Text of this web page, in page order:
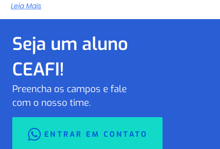
Leia Mais
Seja um aluno
CEAFI!
Preencha os campos e fale
com o nosso time.
ENTRAR EM CONTATO